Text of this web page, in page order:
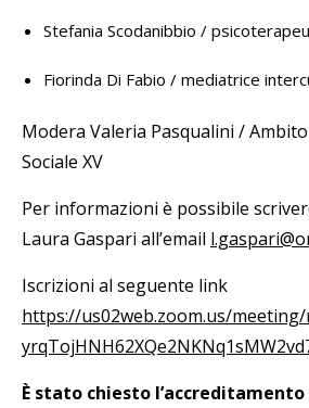
Stefania Scodanibbio /
Fiorinda Di Fabio / mediatrice
Modera Valeria Pasqualini /
Sociale XV
Per informazioni è possibile
Laura Gaspari all’email
Iscrizioni al seguente link
https://us02web.zoom.us/
È stato chiesto l’accreditamento